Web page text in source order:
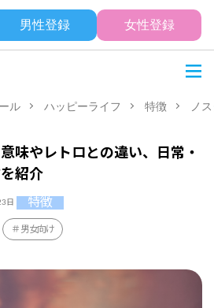
男性登録 女性登録
ル ハッピーライフ 特徴 ノ
味やレトロとの違い、日常・
紹介
日 特徴
男女向け